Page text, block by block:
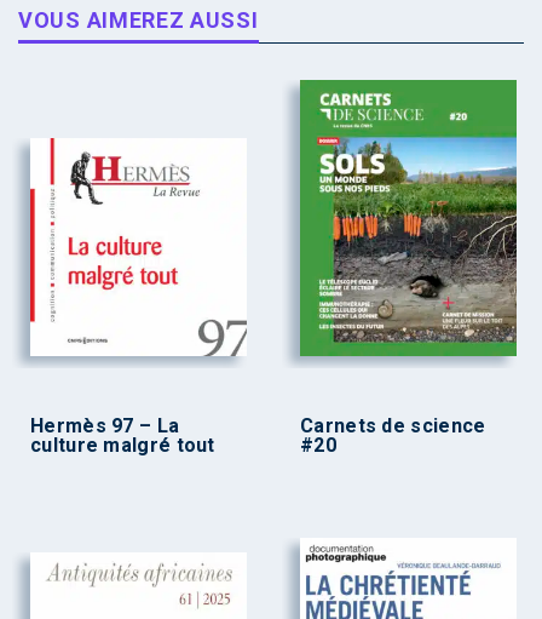
VOUS AIMEREZ AUSSI
Hermès 97 – La
culture malgré tout
Carnets de science
#20